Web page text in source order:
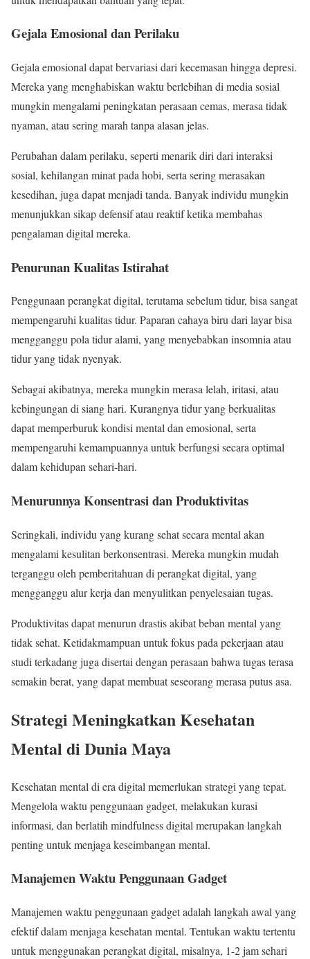
Gejala Emosional dan Perilaku
Gejala emosional dapat bervariasi dari kecemasan hingga depresi.
Mereka yang menghabiskan waktu berlebihan di media sosial
mungkin mengalami peningkatan perasaan cemas, merasa tidak
nyaman, atau sering marah tanpa alasan jelas.
Perubahan dalam perilaku, seperti menarik diri dari interaksi
sosial, kehilangan minat pada hobi, serta sering merasakan
kesedihan, juga dapat menjadi tanda. Banyak individu mungkin
menunjukkan sikap defensif atau reaktif ketika membahas
pengalaman digital mereka.
Penurunan Kualitas Istirahat
Penggunaan perangkat digital, terutama sebelum tidur, bisa sangat
mempengaruhi kualitas tidur. Paparan cahaya biru dari layar bisa
mengganggu pola tidur alami, yang menyebabkan insomnia atau
tidur yang tidak nyenyak.
Sebagai akibatnya, mereka mungkin merasa lelah, iritasi, atau
kebingungan di siang hari. Kurangnya tidur yang berkualitas
dapat memperburuk kondisi mental dan emosional, serta
mempengaruhi kemampuannya untuk berfungsi secara optimal
dalam kehidupan sehari-hari.
Menurunnya Konsentrasi dan Produktivitas
Seringkali, individu yang kurang sehat secara mental akan
mengalami kesulitan berkonsentrasi. Mereka mungkin mudah
terganggu oleh pemberitahuan di perangkat digital, yang
mengganggu alur kerja dan menyulitkan penyelesaian tugas.
Produktivitas dapat menurun drastis akibat beban mental yang
tidak sehat. Ketidakmampuan untuk fokus pada pekerjaan atau
studi terkadang juga disertai dengan perasaan bahwa tugas terasa
semakin berat, yang dapat membuat seseorang merasa putus asa.
Strategi Meningkatkan Kesehatan
Mental di Dunia Maya
Kesehatan mental di era digital memerlukan strategi yang tepat.
Mengelola waktu penggunaan gadget, melakukan kurasi
informasi, dan berlatih mindfulness digital merupakan langkah
penting untuk menjaga keseimbangan mental.
Manajemen Waktu Penggunaan Gadget
Manajemen waktu penggunaan gadget adalah langkah awal yang
efektif dalam menjaga kesehatan mental. Tentukan waktu tertentu
untuk menggunakan perangkat digital, misalnya, 1-2 jam sehari